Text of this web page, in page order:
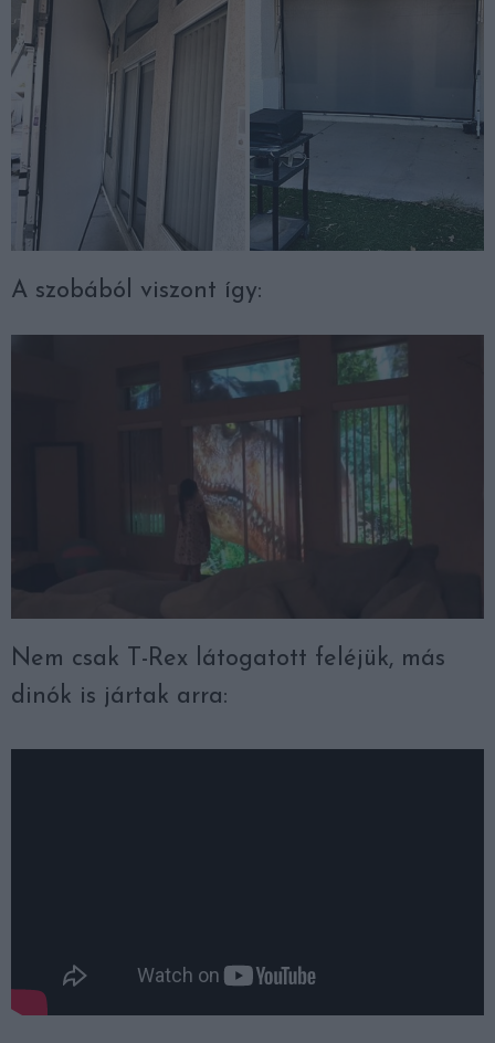
A szobából viszont így:
Nem csak T-Rex látogatott feléjük, más
dinók is jártak arra: